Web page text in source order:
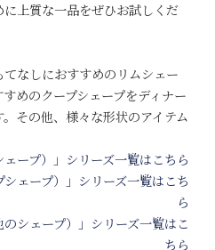
上質な一品をぜひお試しくだ
てなしにおすすめのリムシェー
めのクープシェープをディナー
その他、様々な形状のアイテム
ープ）」シリーズ一覧はこちら
ェープ）」シリーズ一覧はこち
ら
シェープ）」シリーズ一覧はこ
ちら